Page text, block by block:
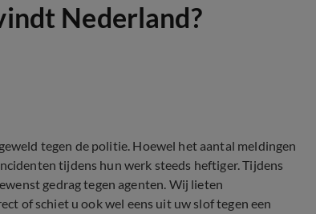
Nederland?
tegen de politie. Hoewel het aantal meldingen
tijdens hun werk steeds heftiger. Tijdens
gedrag tegen agenten. Wij lieten
of schiet u ook wel eens uit uw slof tegen een